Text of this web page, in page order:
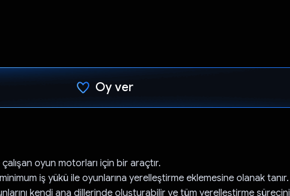
Oy ver
oyun motorları için bir araçtır.
iş yükü ile oyunlarına yerelleştirme eklemesine olanak tanır.
kendi ana dillerinde oluşturabilir ve tüm yerelleştirme sürecini